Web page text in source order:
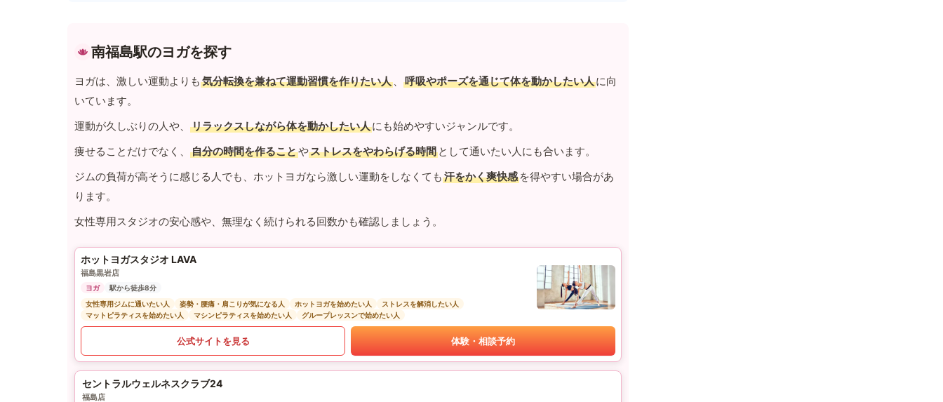
南福島駅のヨガを探す
ヨガは、激しい運動よりも 気分転換を兼ねて運動習慣を作りたい人 、 呼吸やポーズを通じて体を動かしたい人に向
いています。
運動が久しぶりの人や、
リラックスしながら体を動かしたい人にも始めやすいジャンルです。
痩せることだけでなく、
自分の時間を作ることやストレスをやわらげる時間 として通いたい人にも合います。
ジムの負荷が高そうに感じる人でも、ホットヨガなら激しい運動をしなくても 汗をかく爽快感 を得やすい場合があ
ります。
女性専用スタジオの安心感や、無理なく続けられる回数かも確認しましょう。
ホットヨガスタジオ LAVA
福島黒岩店
ヨガ
駅から徒歩8分
女性専用ジムに通いたい人
姿勢・腰痛・肩こりが気になる人 ホットヨガを始めたい人
ストレスを解消したい人
マットピラティスを始めたい人
マシンピラティスを始めたい人 グループレッスンで始めたい人
公式サイトを見る 体験・相談予約
セントラルウェルネスクラブ24
福島店